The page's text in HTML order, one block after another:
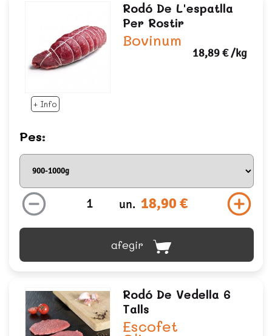
+ Info
Rodó De L'espatlla
Per Rostir
Bovinum
18,89 €/kg
Pes:
un. 18,90 €
afegir
Rodó De Vedella 6
Talls
Escofet